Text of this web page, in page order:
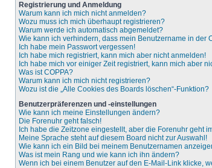
Registrierung und Anmeldung
Warum kann ich mich nicht anmelden?
Wozu muss ich mich überhaupt registrieren?
Warum werde ich automatisch abgemeldet?
Wie kann ich verhindern, dass mein Benutzername in der
Ich habe mein Passwort vergessen!
Ich habe mich registriert, kann mich aber nicht anmelden!
Ich habe mich vor einiger Zeit registriert, kann mich aber
Was ist COPPA?
Warum kann ich mich nicht registrieren?
Wozu ist die „Alle Cookies des Boards löschen“-Funktion?
Benutzerpräferenzen und -einstellungen
Wie kann ich meine Einstellungen ändern?
Die Forenuhr geht falsch!
Ich habe die Zeitzone eingestellt, aber die Forenuhr geht
Meine Sprache steht auf diesem Board nicht zur Auswahl!
Wie kann ich ein Bild bei meinem Benutzernamen
Was ist mein Rang und wie kann ich ihn ändern?
Wenn ich bei einem Benutzer auf den E-Mail-Link klicke,